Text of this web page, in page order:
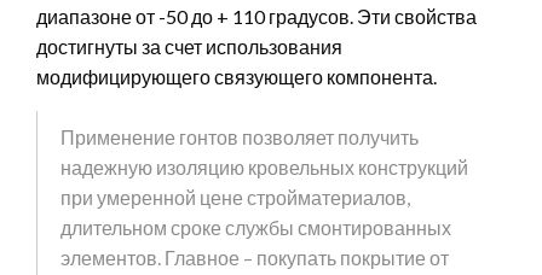
диапазоне от -50 до + 110 градусов. Эти свойства
достигнуты за счет использования
модифицирующего связующего компонента.
Применение гонтов позволяет получить
надежную изоляцию кровельных конструкций
при умеренной цене стройматериалов,
длительном сроке службы смонтированных
элементов. Главное – покупать покрытие от